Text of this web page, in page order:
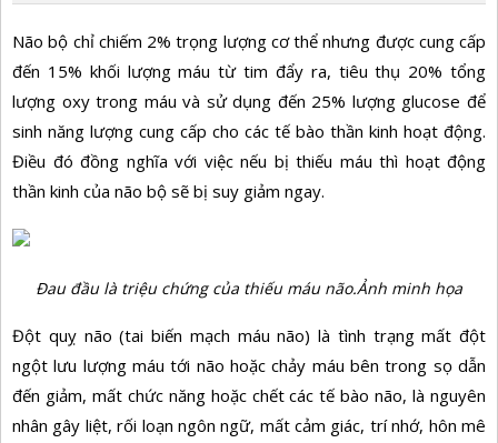
Não bộ chỉ chiếm 2% trọng lượng cơ thể nhưng được cung cấp
đến 15% khối lượng máu từ tim đẩy ra, tiêu thụ 20% tổng
lượng oxy trong máu và sử dụng đến 25% lượng glucose để
sinh năng lượng cung cấp cho các tế bào thần kinh hoạt động.
Điều đó đồng nghĩa với việc nếu bị thiếu máu thì hoạt động
thần kinh của não bộ sẽ bị suy giảm ngay.
Đau đầu là triệu chứng của thiếu máu não.Ảnh minh họa
Đột quỵ não (tai biến mạch máu não) là tình trạng mất đột
ngột lưu lượng máu tới não hoặc chảy máu bên trong sọ dẫn
đến giảm, mất chức năng hoặc chết các tế bào não, là nguyên
nhân gây liệt, rối loạn ngôn ngữ, mất cảm giác, trí nhớ, hôn mê